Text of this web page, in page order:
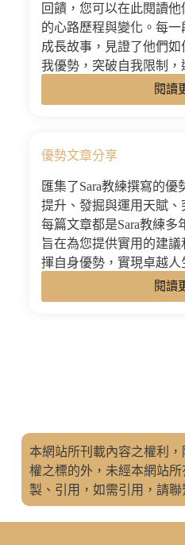
回饋，您可以在此閱讀他
的心路歷程與變化。每
成長故事，見證了他們
我優勢，突破自我限制，
閱讀
優勢文章分享
匯集了Sara教練撰寫的
提升、發掘與運用天賦、
每篇文章都是Sara教練多
旨在為您提供實用的建
揮自身優勢，實現卓越人
閱讀
本網站所刊載內容之權利
權之標的外，未經本網站
製、引用，如需引用，請聯